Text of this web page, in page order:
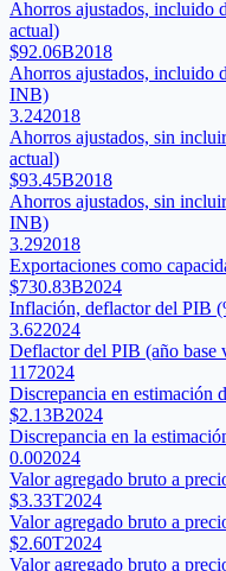
Ahorros ajustados, incluido
actual)
$92.06B2018
Ahorros ajustados, incluido
INB)
3.242018
Ahorros ajustados, sin
actual)
$93.45B2018
Ahorros ajustados, sin
INB)
3.292018
Exportaciones como
$730.83B2024
Inflación, deflactor del PIB
3.622024
Deflactor del PIB (año base
1172024
Discrepancia en estimación
$2.13B2024
Discrepancia en la
0.002024
Valor agregado bruto a
$3.33T2024
Valor agregado bruto a
$2.60T2024
Valor agregado bruto a